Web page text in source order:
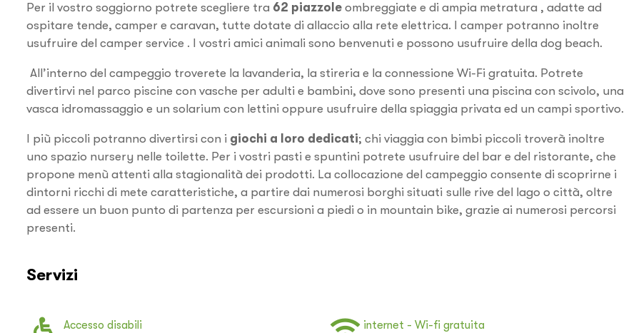
Per il vostro soggiorno potrete scegliere tra 62 piazzole ombreggiate e di ampia metratura , adatte ad
ospitare tende, camper e caravan, tutte dotate di allaccio alla rete elettrica. I camper potranno inoltre
usufruire del camper service . I vostri amici animali sono benvenuti e possono usufruire della dog beach.
All’interno del campeggio troverete la lavanderia, la stireria e la connessione Wi-Fi gratuita. Potrete
divertirvi nel parco piscine con vasche per adulti e bambini, dove sono presenti una piscina con scivolo, una
vasca idromassaggio e un solarium con lettini oppure usufruire della spiaggia privata ed un campi sportivo.
I più piccoli potranno divertirsi con i giochi a loro dedicati; chi viaggia con bimbi piccoli troverà inoltre
uno spazio nursery nelle toilette. Per i vostri pasti e spuntini potrete usufruire del bar e del ristorante, che
propone menù attenti alla stagionalità dei prodotti. La collocazione del campeggio consente di scoprirne i
dintorni ricchi di mete caratteristiche, a partire dai numerosi borghi situati sulle rive del lago o città, oltre
ad essere un buon punto di partenza per escursioni a piedi o in mountain bike, grazie ai numerosi percorsi
presenti.
Servizi
Accesso disabili internet - Wi-fi gratuita